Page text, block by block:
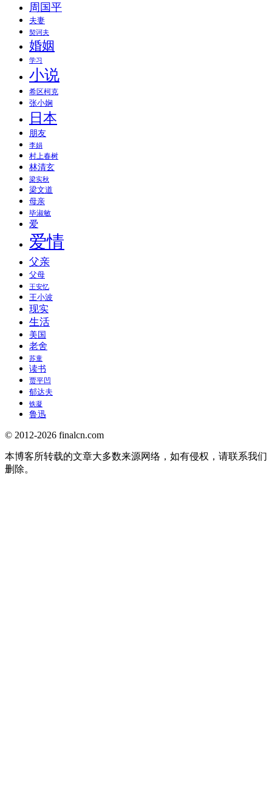
周国平
夫妻
契诃夫
婚姻
学习
小说
希区柯克
张小娴
日本
朋友
李娟
村上春树
林清玄
梁实秋
梁文道
母亲
毕淑敏
爱
爱情
父亲
父母
王安忆
王小波
现实
生活
美国
老舍
苏童
读书
贾平凹
郁达夫
铁凝
鲁迅
© 2012-2026 finalcn.com
本博客所转载的文章大多数来源网络，如有侵权，请联系我们
删除。